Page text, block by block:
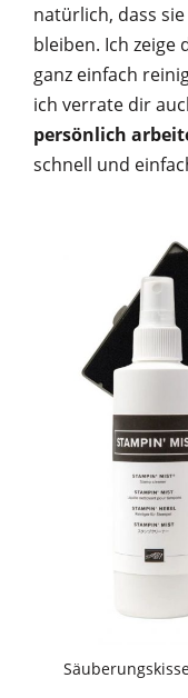
natürlich, dass
bleiben. Ich zeige
ganz einfach
ich verrate dir
persönlich
schnell und